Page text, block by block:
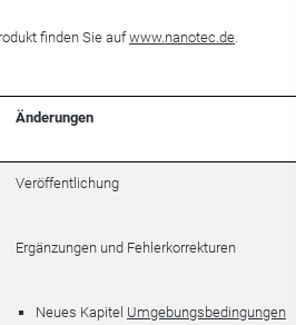
finden Sie aufwww.nanotec.de.
Änderungen
Veröffentlichung
Ergänzungen und Fehlerkorrekturen
Neues Kapitel Umgebungsbedingungen